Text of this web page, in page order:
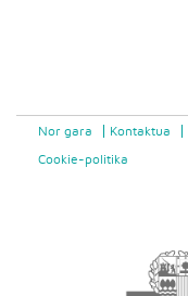
Nor gara Kontaktua
Cookie-politika